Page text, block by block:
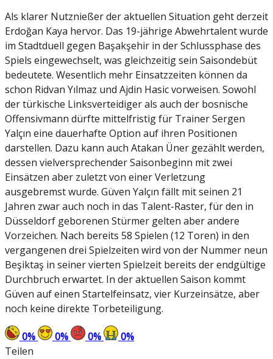
Als klarer Nutznießer der aktuellen Situation geht derzeit
Erdoğan Kaya hervor. Das 19-jährige Abwehrtalent wurde
im Stadtduell gegen Başakşehir in der Schlussphase des
Spiels eingewechselt, was gleichzeitig sein Saisondebüt
bedeutete. Wesentlich mehr Einsatzzeiten können da
schon Ridvan Yılmaz und Ajdin Hasic vorweisen. Sowohl
der türkische Linksverteidiger als auch der bosnische
Offensivmann dürfte mittelfristig für Trainer Sergen
Yalçın eine dauerhafte Option auf ihren Positionen
darstellen. Dazu kann auch Atakan Üner gezählt werden,
dessen vielversprechender Saisonbeginn mit zwei
Einsätzen aber zuletzt von einer Verletzung
ausgebremst wurde. Güven Yalçın fällt mit seinen 21
Jahren zwar auch noch in das Talent-Raster, für den in
Düsseldorf geborenen Stürmer gelten aber andere
Vorzeichen. Nach bereits 58 Spielen (12 Toren) in den
vergangenen drei Spielzeiten wird von der Nummer neun
Beşiktaş in seiner vierten Spielzeit bereits der endgültige
Durchbruch erwartet. In der aktuellen Saison kommt
Güven auf einen Startelfeinsatz, vier Kurzeinsätze, aber
noch keine direkte Torbeteiligung.
0% 0% 0% 0%
Teilen